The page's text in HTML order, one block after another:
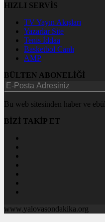
HIZLI SERVİS
TV Yayın Akışları
Yazarlar Site
Tenis İddaa
Basketbol Canlı
AMP
BÜLTEN ABONELİĞİ
Bu web sitesinden haber ve
BİZİ TAKİP ET
www.yalovasondakika.org